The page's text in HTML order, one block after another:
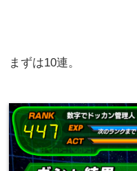
まずは10連。